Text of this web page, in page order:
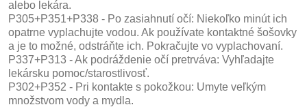
alebo lekára.
P305+P351+P338 - Po zasiahnutí očí: Niekoľko minút ich
opatrne vyplachujte vodou. Ak používate kontaktné šošovky
a je to možné, odstráňte ich. Pokračujte vo vyplachovaní.
P337+P313 - Ak podráždenie očí pretrváva: Vyhľadajte
lekársku pomoc/starostlivosť.
P302+P352 - Pri kontakte s pokožkou: Umyte veľkým
množstvom vody a mydla.